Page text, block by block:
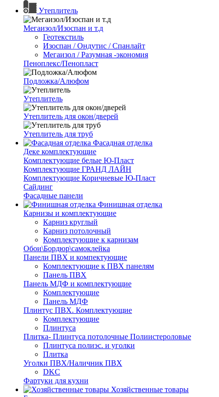
Утеплитель
Мегаизол/Изоспан и т.д
Геотекстиль
Изоспан / Ондутис / Спанлайт
Мегаизол / Разумная -экономия
Пеноплекс/Пенопласт
Подложка/Алюфом
Утеплитель
Утеплитель для окон/дверей
Утеплитель для труб
Фасадная отделка
Деке комплектующие
Комплектующие белые Ю-Пласт
Комплектующие ГРАНД ЛАЙН
Комплектующие Коричневые Ю-Пласт
Сайдинг
Фасадные панели
Финишная отделка
Карнизы и комплектующие
Карниз круглый
Карниз потолочный
Комплектующие к карнизам
Обои\Бордюр\самоклейка
Панели ПВХ и компектующие
Комплектующие к ПВХ панелям
Панель ПВХ
Панель МДФ и комплектующие
Комплектующие
Панель МДФ
Плинтус ПВХ. Комплектующие
Комплектующие
Плинтуса
Плитка- Плинтуса потолочные Полиистероловые
Плинтуса полиэс. и уголки
Плитка
Уголки ПВХ/Наличник ПВХ
DKC
Фартуки для кухни
Хозяйственные товары